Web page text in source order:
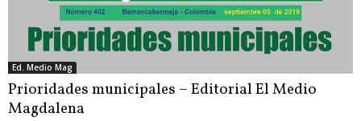
Ed. Medio Mag
Prioridades municipales – Editorial El Medio
Magdalena